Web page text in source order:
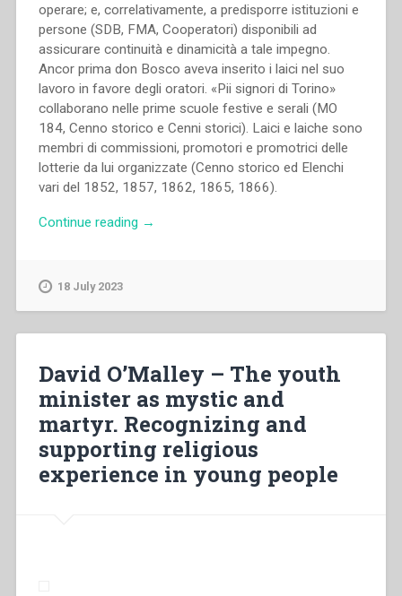
operare; e, correlativamente, a predisporre istituzioni e
persone (SDB, FMA, Cooperatori) disponibili ad
assicurare continuità e dinamicità a tale impegno.
Ancor prima don Bosco aveva inserito i laici nel suo
lavoro in favore degli oratori. «Pii signori di Torino»
collaborano nelle prime scuole festive e serali (MO
184, Cenno storico e Cenni storici). Laici e laiche sono
membri di commissioni, promotori e promotrici delle
lotterie da lui organizzate (Cenno storico ed Elenchi
vari del 1852, 1857, 1862, 1865, 1866).
Continue reading “Pietro
e
il
sistema
preventivo.
L’orizzonte
storico”
→
18 July 2023
David O’Malley – The youth
minister as mystic and
martyr. Recognizing and
supporting religious
experience in young people